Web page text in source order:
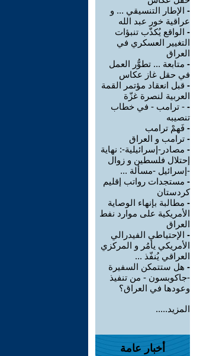
- الإطار التنسيقي ... و
عراقية خور عبد الله
- الواقع يُكذّب تنبؤات
التغيير العسكري في
العراق
- متابعة ... تطوُّر العمل
في حقل غاز عكاس
- قبل انعقاد مؤتمر القمة
العربية لنصرة غزّة
- - ترامب - في خطاب
تنصيبه
- فَهمْ ترامب
- ترامب و العراق
- مصادر-إسرائيلية-: نهاية
إحتلال فلسطين و زوال
-إسرائيل -مسألة ...
- مستجدات رواتب إقليم
كردستان
- مطالبة بإنهاء الوصاية
الأمريكية على موارد نفط
العراق
- الإحتياطي الفيدرالي
الأمريكي يأمُر و المركزي
العراقي يُنفّذ ...
- هل ستتمكن السفيرة
-جاكوبسون - من تنفيذ
وعودها في العراق؟
المزيد.....
أخبار عامة